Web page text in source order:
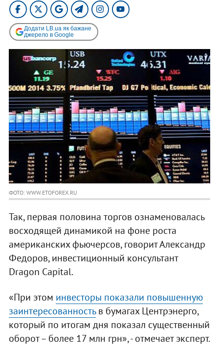
Додати LB.ua як бажане
джерело в Google
ФОТО: WWW.ETOFOREX.RU
Так, первая половина торгов ознаменовалась
восходящей динамикой на фоне роста
американских фьючерсов, говорит Александр
Федоров, инвестиционный консультант
Dragon Capital.
«При этом инвесторы показали повышенную
заинтересованностьв бумагах Центрэнерго,
который по итогам дня показал существенный
оборот – более 17 млн грн», - отмечает эксперт.